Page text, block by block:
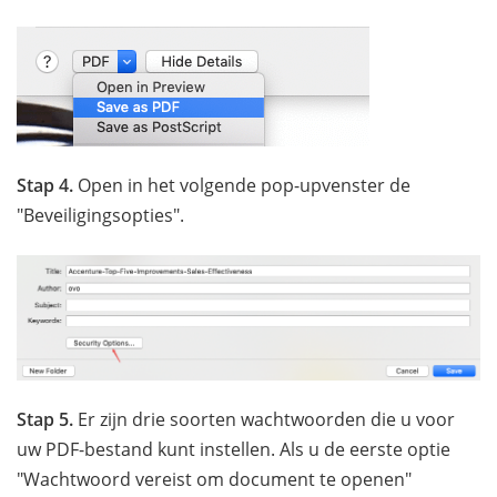
Stap 4. Open in het volgende pop-upvenster de
"Beveiligingsopties".
Stap 5. Er zijn drie soorten wachtwoorden die u voor
uw PDF-bestand kunt instellen. Als u de eerste optie
"Wachtwoord vereist om document te openen"